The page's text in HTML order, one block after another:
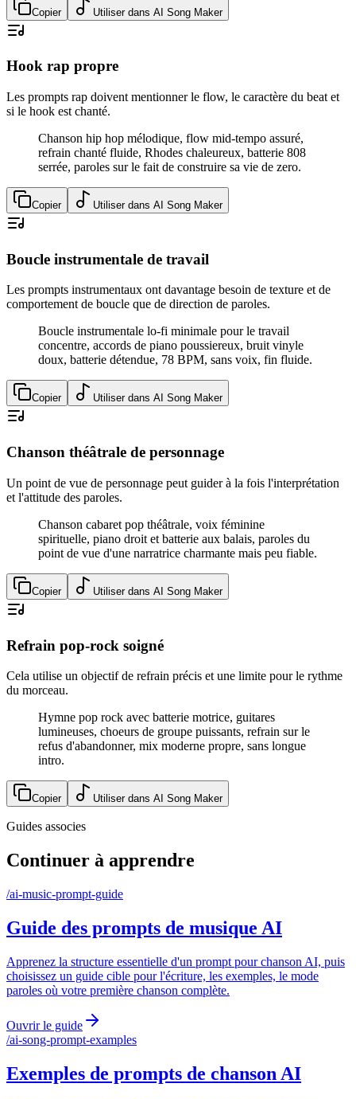
Copier Utiliser dans AI Song Maker
Hook rap propre
Les prompts rap doivent mentionner le flow, le caractère du beat et
si le hook est chanté.
Chanson hip hop mélodique, flow mid-tempo assuré,
refrain chanté fluide, Rhodes chaleureux, batterie 808
serrée, paroles sur le fait de construire sa vie de zero.
Copier Utiliser dans AI Song Maker
Boucle instrumentale de travail
Les prompts instrumentaux ont davantage besoin de texture et de
comportement de boucle que de direction de paroles.
Boucle instrumentale lo-fi minimale pour le travail
concentre, accords de piano poussiereux, bruit vinyle
doux, batterie détendue, 78 BPM, sans voix, fin fluide.
Copier Utiliser dans AI Song Maker
Chanson théâtrale de personnage
Un point de vue de personnage peut guider à la fois l'interprétation
et l'attitude des paroles.
Chanson cabaret pop théâtrale, voix féminine
spirituelle, piano droit et batterie aux balais, paroles du
point de vue d'une narratrice charmante mais peu fiable.
Copier Utiliser dans AI Song Maker
Refrain pop-rock soigné
Cela utilise un objectif de refrain précis et une limite pour le rythme
du morceau.
Hymne pop rock avec batterie motrice, guitares
lumineuses, choeurs de groupe puissants, refrain sur le
refus d'abandonner, mix moderne propre, sans longue
intro.
Copier Utiliser dans AI Song Maker
Guides associes
Continuer à apprendre
/ai-music-prompt-guide
Guide des prompts de musique AI
Apprenez la structure essentielle d'un prompt pour chanson AI, puis
choisissez un guide cible pour l'écriture, les exemples, le mode
paroles où votre première chanson complète.
Ouvrir le guide
/ai-song-prompt-examples
Exemples de prompts de chanson AI